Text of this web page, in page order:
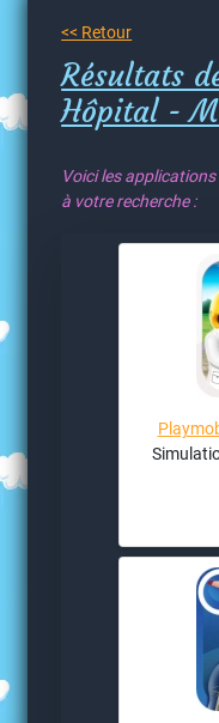
<< Retour
Résultats
Hôpital -
Voici les
à votre recherche :